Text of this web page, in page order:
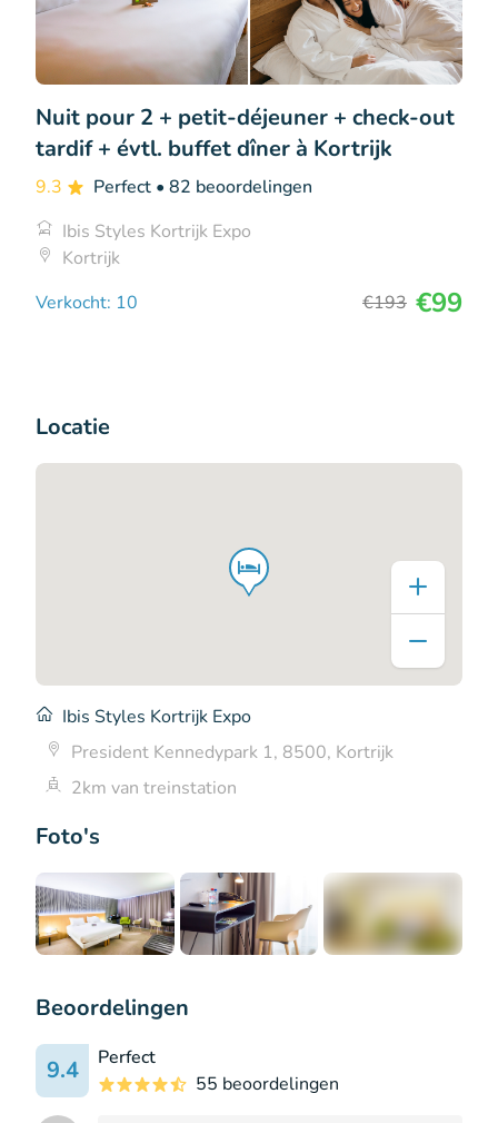
Nuit pour 2 + petit-déjeuner + check-out
tardif + évtl. buffet dîner à Kortrijk
9.3 Perfect • 82 beoordelingen
Ibis Styles Kortrijk Expo
Kortrijk
Verkocht: 10
€193 €99
Foto's
Beoordelingen
9.4
Perfect
55 beoordelingen
Locatie
Ibis Styles Kortrijk Expo
President Kennedypark 1, 8500, Kortrijk
2km van treinstation